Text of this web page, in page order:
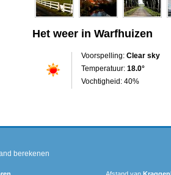
Het weer in Warfhuizen
Voorspelling: Clear sky
Temperatuur: 18.0°
Vochtigheid: 40%
berekenen